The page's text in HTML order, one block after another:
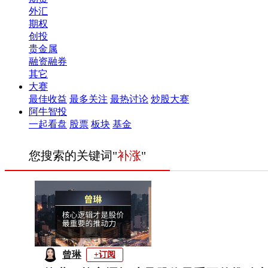
外汇
期权
创投
贵金属
融资融券
其它
大赛
最佳收益 最多关注 最热讨论 炒股大赛
阿牛智投
一起看盘 股票 板块 基金
您搜索的关键词"补涨"
曾琳 +订阅